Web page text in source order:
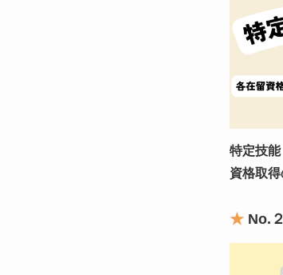
特定技能
資格取
★ No. ２